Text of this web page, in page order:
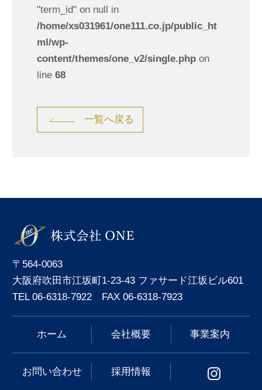
"term_id" on null in
/home/xs031961/one111.co.jp/public_ht
ml/wp-
content/themes/one_v2/single.phpon
line 68
一覧へ戻る
〒564-0063
大阪府吹田市江坂町1-23-43 ファサード江坂ビル601
TEL 06-6318-7922 FAX 06-6318-7923
ホーム 会社概要 事業案内
お問い合わせ 採用情報